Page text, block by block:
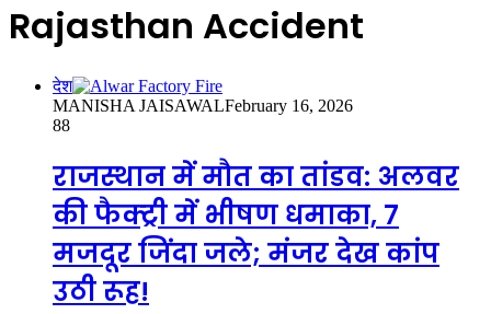
Rajasthan Accident
देश
MANISHA JAISAWALFebruary 16, 2026
88
राजस्थान में मौत का तांडव: अलवर
की फैक्ट्री में भीषण धमाका, 7
मजदूर जिंदा जले; मंजर देख कांप
उठी रूह!